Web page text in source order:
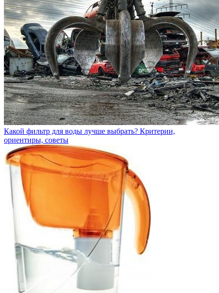
Какой фильтр для воды лучше выбрать? Критерии,
ориентиры, советы